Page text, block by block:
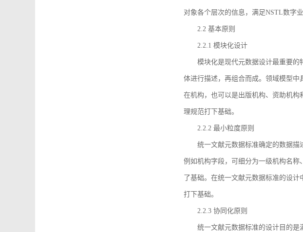
对象各个层次的信息，满足NSTL数字
2.2 基本原则
2.2.1 模块化设计
模块化是现代元数据设计最重要的
体进行描述，再组合而成。领域模型
在机构，也可以是出版机构、资助机
理规范打下基础。
2.2.2 最小粒度原则
统一文献元数据标准确定的数据描
例如机构字段，可细分为一级机构名
了基础。在统一文献元数据标准的设
打下基础。
2.2.3 协同化原则
统一文献元数据标准的设计目的